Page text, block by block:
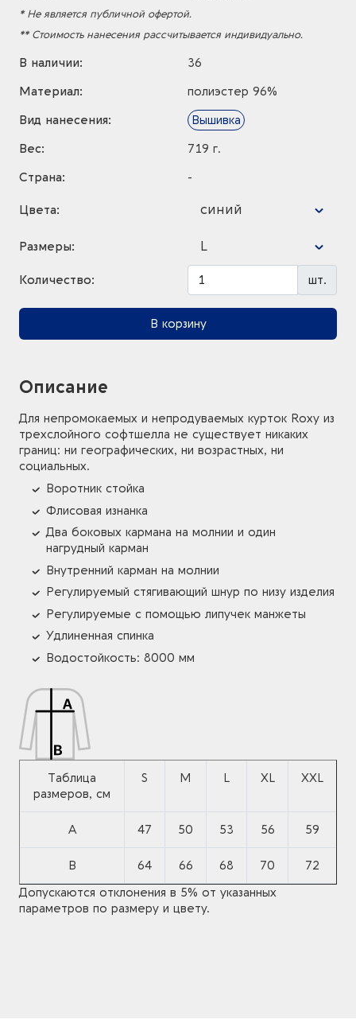
* Не является публичной офертой.
** Стоимость нанесения рассчитывается индивидуально.
В наличии:
36
Материал:
полиэстер 96%
Вид нанесения:
Вышивка
Вес:
719 г.
Страна:
-
Цвета: синий
Размеры: L
Количество: шт.
В корзину
Описание
Для непромокаемых и непродуваемых курток Roxy из
трехслойного софтшелла не существует никаких
границ: ни географических, ни возрастных, ни
социальных.
Воротник стойка
Флисовая изнанка
Два боковых кармана на молнии и один
нагрудный карман
Внутренний карман на молнии
Регулируемый стягивающий шнур по низу изделия
Регулируемые с помощью липучек манжеты
Удлиненная спинка
Водостойкость: 8000 мм
Таблица
размеров, см
S M L XL XXL
A 47 50 53 56 59
B 64 66 68 70
72
Допускаются отклонения в 5% от указанных
параметров по размеру и цвету.